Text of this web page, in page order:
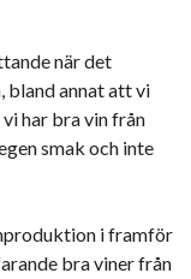
när det
bland annat att vi
har bra vin från
smak och inte
i framför
bra viner från